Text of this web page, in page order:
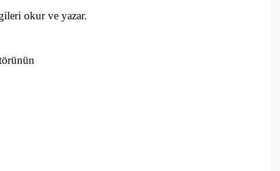
okur ve yazar.